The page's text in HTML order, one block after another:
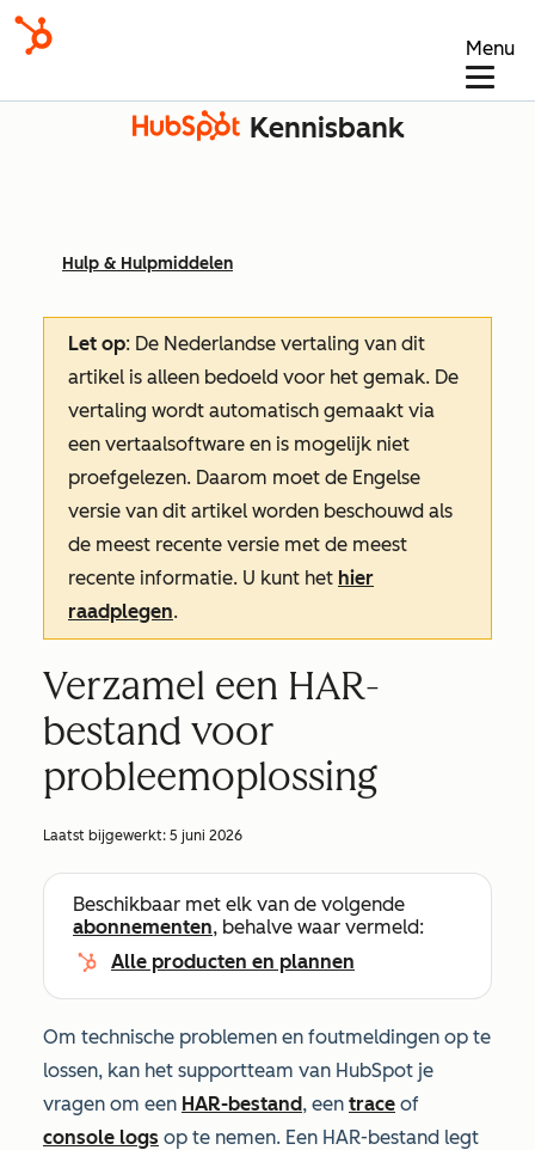
Menu
Kennisbank
Hulp & Hulpmiddelen
Let op: De Nederlandse vertaling van dit
artikel is alleen bedoeld voor het gemak. De
vertaling wordt automatisch gemaakt via
een vertaalsoftware en is mogelijk niet
proefgelezen. Daarom moet de Engelse
versie van dit artikel worden beschouwd als
de meest recente versie met de meest
recente informatie. U kunt het hier
raadplegen.
Verzamel een HAR-
bestand voor
probleemoplossing
Laatst bijgewerkt: 5 juni 2026
Beschikbaar met elk van de volgende
abonnementen, behalve waar vermeld:
Alle producten en plannen
Om technische problemen en foutmeldingen op te
lossen, kan het supportteam van HubSpot je
vragen om een HAR-bestand, een trace of
console logs op te nemen. Een HAR-bestand legt